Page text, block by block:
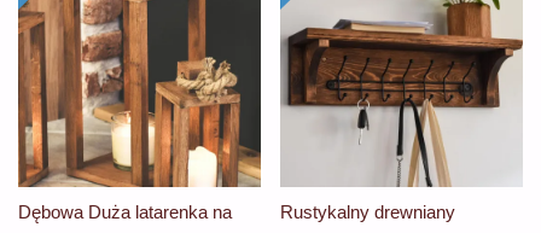
Dębowa Duża latarenka na
Rustykalny drewniany